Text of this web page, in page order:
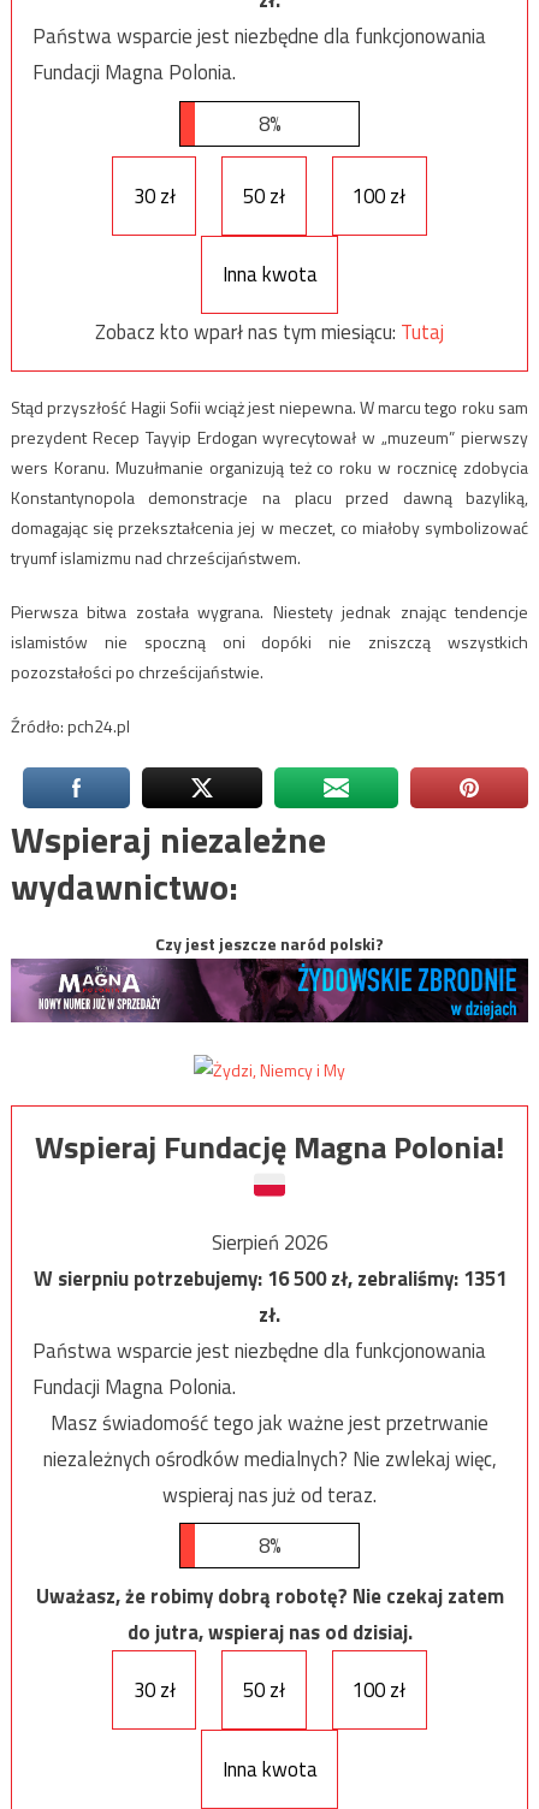
Państwa wsparcie jest niezbędne dla funkcjonowania
Fundacji Magna Polonia.
8%
30 zł 50 zł 100 zł
Inna kwota
Zobacz kto wparł nas tym miesiącu: Tutaj
Stąd przyszłość Hagii Sofii wciąż jest niepewna. W marcu tego roku sam
prezydent Recep Tayyip Erdogan wyrecytował w „muzeum” pierwszy
wers Koranu. Muzułmanie organizują też co roku w rocznicę zdobycia
Konstantynopola demonstracje na placu przed dawną bazyliką,
domagając się przekształcenia jej w meczet, co miałoby symbolizować
tryumf islamizmu nad chrześcijaństwem.
Pierwsza bitwa została wygrana. Niestety jednak znając tendencje
islamistów nie spoczną oni dopóki nie zniszczą wszystkich
pozozstałości po chrześcijaństwie.
Źródło: pch24.pl
Wspieraj niezależne
wydawnictwo:
Czy jest jeszcze naród polski?
Wspieraj Fundację Magna Polonia!
Sierpień 2026
W sierpniu potrzebujemy:16 500zł, zebraliśmy:1351
zł.
Państwa wsparcie jest niezbędne dla funkcjonowania
Fundacji Magna Polonia.
Masz świadomość tego jak ważne jest przetrwanie
niezależnych ośrodków medialnych? Nie zwlekaj więc,
wspieraj nas już od teraz.
8%
Uważasz, że robimy dobrą robotę? Nie czekaj zatem
do jutra, wspieraj nas od dzisiaj.
30 zł
50 zł 100 zł
Inna kwota